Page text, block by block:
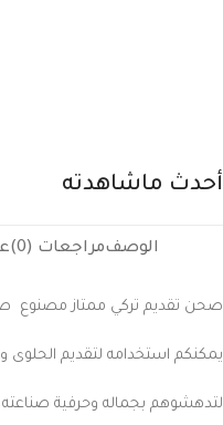
أحدث ماشاهدته
الوصفمراجعات (0)
صحن تقديم تركي ممتاز مصنوع
يمكنكم استخدامه لتقديم الحلوى
لتدهشوهم بجماله وحرفية صناعته